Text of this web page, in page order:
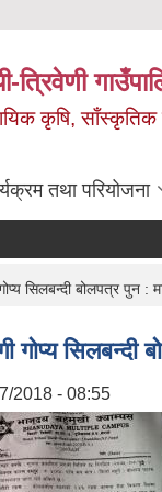
त्रिवेणी
कृषि, साँस्कृतिक
तथा परियोजना
सिलबन्दी बोलपत्र पुन :
गोप्य
2018 - 08:55